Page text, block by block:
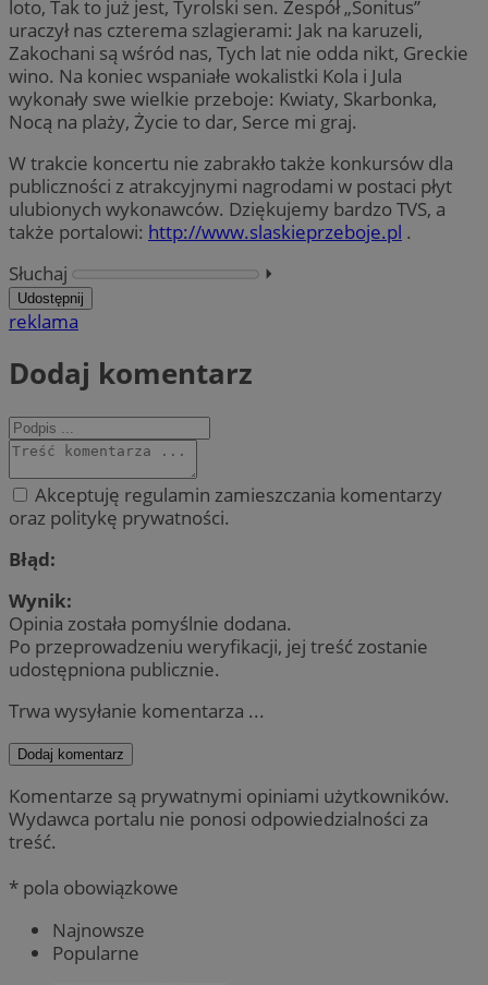
loto, Tak to już jest, Tyrolski sen. Zespół „Sonitus”
uraczył nas czterema szlagierami: Jak na karuzeli,
Zakochani są wśród nas, Tych lat nie odda nikt, Greckie
wino. Na koniec wspaniałe wokalistki Kola i Jula
wykonały swe wielkie przeboje: Kwiaty, Skarbonka,
Nocą na plaży, Życie to dar, Serce mi graj.
W trakcie koncertu nie zabrakło także konkursów dla
publiczności z atrakcyjnymi nagrodami w postaci płyt
ulubionych wykonawców. Dziękujemy bardzo TVS, a
także portalowi: http://www.slaskieprzeboje.pl .
Słuchaj
⏵︎
Udostępnij
reklama
Dodaj komentarz
Akceptuję regulamin zamieszczania komentarzy
oraz politykę prywatności.
Błąd:
Wynik:
Opinia została pomyślnie dodana.
Po przeprowadzeniu weryfikacji, jej treść zostanie
udostępniona publicznie.
Trwa wysyłanie komentarza ...
Dodaj komentarz
Komentarze są prywatnymi opiniami użytkowników.
Wydawca portalu nie ponosi odpowiedzialności za
treść.
* pola obowiązkowe
Najnowsze
Popularne